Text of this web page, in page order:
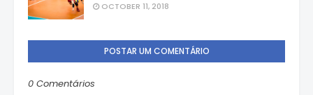
OCTOBER 11, 2018
POSTAR UM COMENTÁRIO
0 Comentários